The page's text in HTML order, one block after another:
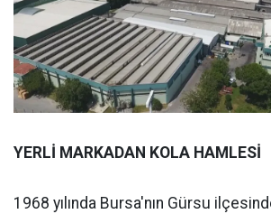
YERLİ MARKADAN KOLA HAMLESİ
1968 yılında Bursa'nın Gürsu